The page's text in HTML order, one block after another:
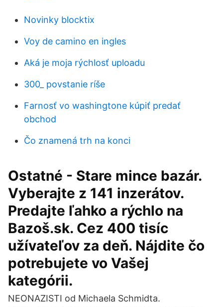
Novinky blocktix
Voy de camino en ingles
Aká je moja rýchlosť uploadu
300_ povstanie ríše
Farnosť vo washingtone kúpiť predať
obchod
Čo znamená trh na konci
Ostatné - Stare mince bazár.
Vyberajte z 141 inzerátov.
Predajte ľahko a rýchlo na
Bazoš.sk. Cez 400 tisíc
užívateľov za deň. Nájdite čo
potrebujete vo Vašej
kategórii.
NEONAZISTI od Michaela Schmidta.